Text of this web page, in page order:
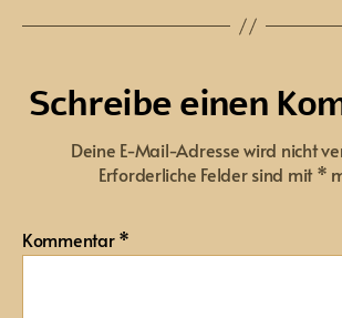
Schreibe einen
Deine E-Mail-Adresse wird nicht
Erforderliche Felder sind mit*
Kommentar*